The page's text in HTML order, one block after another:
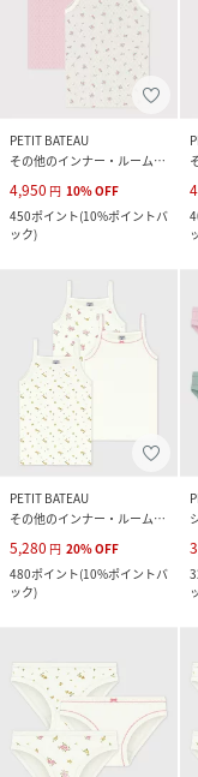
PETIT BATEAU
その他のインナー・ルームウェア
4,950 円 10%OFF
450ポイント(10%ポイントバ
ック)
PETIT BATEAU
その他のインナー・ルームウェア
5,280 円 20%OFF
480ポイント(10%ポイントバ
ック)